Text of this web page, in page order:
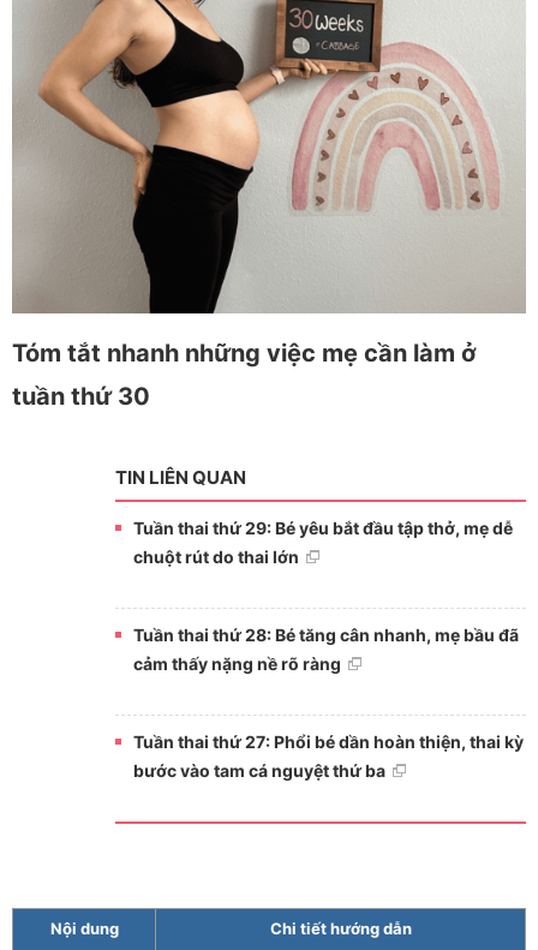
Tóm tắt nhanh những việc mẹ cần làm ở
tuần thứ 30
TIN LIÊN QUAN
Tuần thai thứ 29: Bé yêu bắt đầu tập thở, mẹ dễ
chuột rút do thai lớn
Tuần thai thứ 28: Bé tăng cân nhanh, mẹ bầu đã
cảm thấy nặng nề rõ ràng
Tuần thai thứ 27: Phổi bé dần hoàn thiện, thai kỳ
bước vào tam cá nguyệt thứ ba
Nội dung Chi tiết hướng dẫn